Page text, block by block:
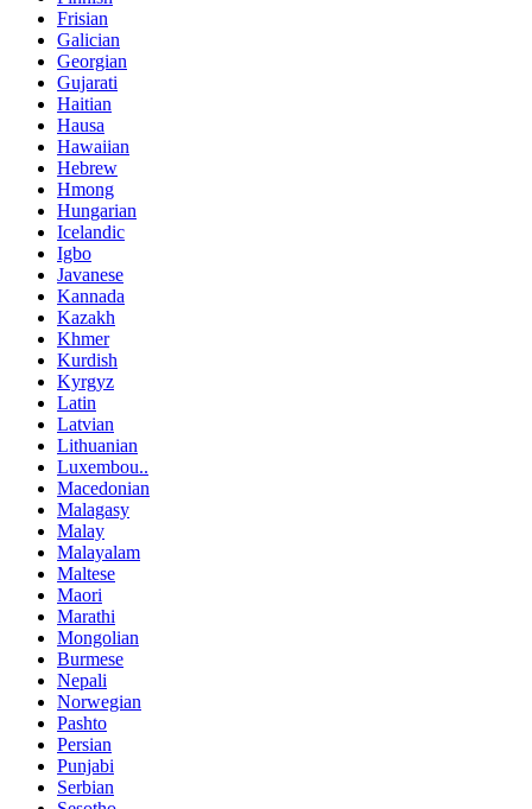
Frisian
Galician
Georgian
Gujarati
Haitian
Hausa
Hawaiian
Hebrew
Hmong
Hungarian
Icelandic
Igbo
Javanese
Kannada
Kazakh
Khmer
Kurdish
Kyrgyz
Latin
Latvian
Lithuanian
Luxembou..
Macedonian
Malagasy
Malay
Malayalam
Maltese
Maori
Marathi
Mongolian
Burmese
Nepali
Norwegian
Pashto
Persian
Punjabi
Serbian